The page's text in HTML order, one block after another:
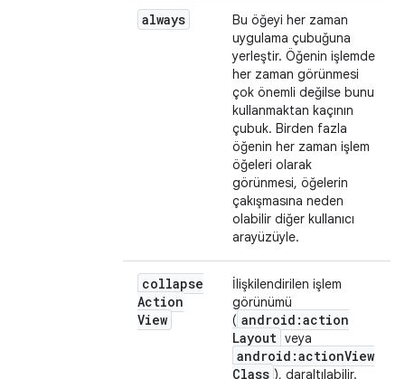
always
Bu öğeyi her zaman
uygulama çubuğuna
yerleştir. Öğenin işlemde
her zaman görünmesi
çok önemli değilse bunu
kullanmaktan kaçının
çubuk. Birden fazla
öğenin her zaman işlem
öğeleri olarak
görünmesi, öğelerin
çakışmasına neden
olabilir diğer kullanıcı
arayüzüyle.
collapse
Action
View
İlişkilendirilen işlem
görünümü
( android:action
Layout veya
android:actionView
Class ), daraltılabilir.